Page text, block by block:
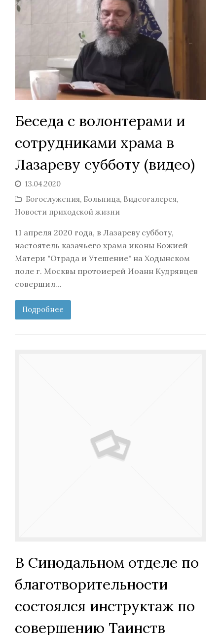
Беседа с волонтерами и
сотрудниками храма в
Лазареву субботу (видео)
13.04.2020
Богослужения, Больница, Видеогалерея,
Новости приходской жизни
11 апреля 2020 года, в Лазареву субботу,
настоятель казачьего храма иконы Божией
Матери "Отрада и Утешение" на Ходынском
поле г. Москвы протоиерей Иоанн Кудрявцев
совершил…
Подробнее
В Синодальном отделе по
благотворительности
состоялся инструктаж по
совершению Таинств